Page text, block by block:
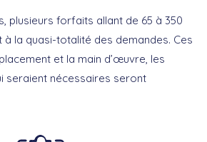
plusieurs forfaits allant de 65 à 350
à la quasi-totalité des demandes. Ces
et la main d’œuvre, les
seraient nécessaires seront